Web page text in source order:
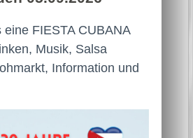
eine FIESTA CUBANA
Musik, Salsa
Information und